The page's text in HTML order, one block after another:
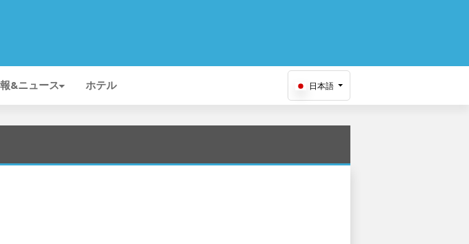
&ニュース ホテル 日本語